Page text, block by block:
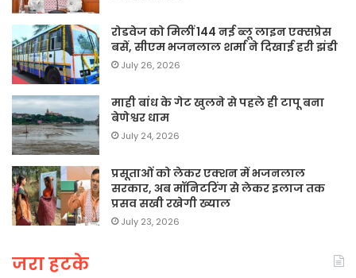
रोडवेज को मिलीं 144 नई ब्लू लाइन एक्सप्रेस
बसें, सीएम भजनलाल शर्मा ने दिखाई हरी झंडी
July 26, 2026
माही बांध के गेट खुलने से पहले ही टापू बना
बेणेश्वर धाम
July 24, 2026
प्रसूताओं को लेकर एक्शन में भजनलाल
सरकार, अब मॉनिटरिंग से लेकर इलाज तक
प्रसव सखी रखेगी ख्याल
July 23, 2026
जरा हटके